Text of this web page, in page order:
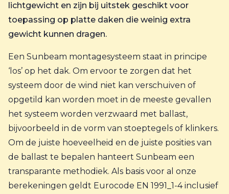
lichtgewicht en zijn bij uitstek geschikt voor
toepassing op platte daken die weinig extra
gewicht kunnen dragen.
Een Sunbeam montagesysteem staat in principe
‘los’ op het dak. Om ervoor te zorgen dat het
systeem door de wind niet kan verschuiven of
opgetild kan worden moet in de meeste gevallen
het systeem worden verzwaard met ballast,
bijvoorbeeld in de vorm van stoeptegels of klinkers.
Om de juiste hoeveelheid en de juiste posities van
de ballast te bepalen hanteert Sunbeam een
transparante methodiek. Als basis voor al onze
berekeningen geldt Eurocode EN 1991_1-4 inclusief